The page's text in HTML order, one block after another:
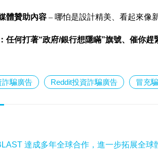
體贊助內容 – 哪怕是設計精美、看起來像
任何打著“政府/銀行想隱瞞”旗號、催你
詐騙廣告 Reddit投資詐騙廣告 冒充
達成多年全球合作，進一步拓展全球